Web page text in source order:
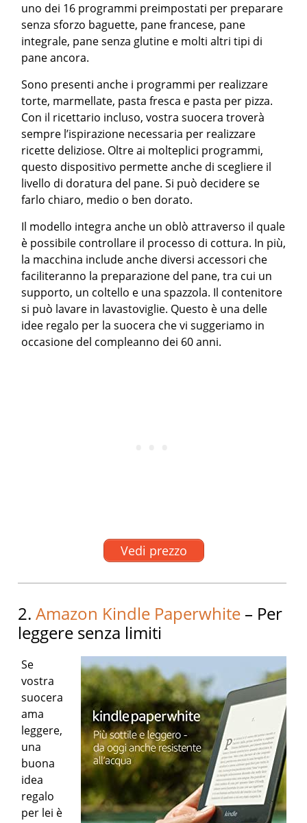
uno dei 16 programmi preimpostati per preparare
senza sforzo baguette, pane francese, pane
integrale, pane senza glutine e molti altri tipi di
pane ancora.
Sono presenti anche i programmi per realizzare
torte, marmellate, pasta fresca e pasta per pizza.
Con il ricettario incluso, vostra suocera troverà
sempre l’ispirazione necessaria per realizzare
ricette deliziose. Oltre ai molteplici programmi,
questo dispositivo permette anche di scegliere il
livello di doratura del pane. Si può decidere se
farlo chiaro, medio o ben dorato.
Il modello integra anche un oblò attraverso il quale
è possibile controllare il processo di cottura. In più,
la macchina include anche diversi accessori che
faciliteranno la preparazione del pane, tra cui un
supporto, un coltello e una spazzola. Il contenitore
si può lavare in lavastoviglie. Questo è una delle
idee regalo per la suocera che vi suggeriamo in
occasione del compleanno dei 60 anni.
Vedi prezzo
2.Amazon Kindle Paperwhite – Per
leggere senza limiti
Se
vostra
suocera
ama
leggere,
una
buona
idea
regalo
per lei è